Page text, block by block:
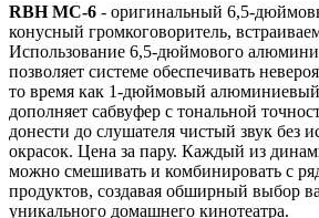
RBH MC-6 - оригинальный 6,5-
конусный громкоговоритель,
Использование 6,5-дюймового
позволяет системе обеспечивать
то время как 1-дюймовый
дополняет сабвуфер с тональной
донести до слушателя чистый звук без
окрасок. Цена за пару. Каждый из
можно смешивать и комбинировать с
продуктов, создавая обширный выбор
уникального домашнего кинотеатра.